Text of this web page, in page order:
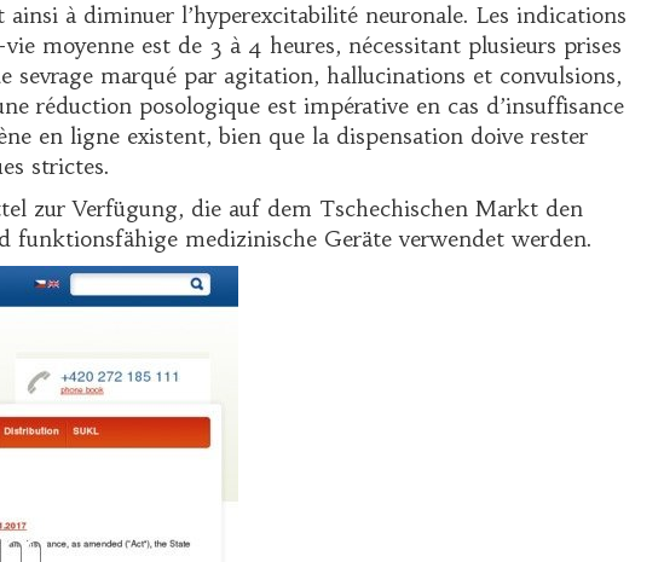
à diminuer l’hyperexcitabilité neuronale. Les indications
moyenne est de 3 à 4 heures, nécessitant plusieurs prises
marqué par agitation, hallucinations et convulsions,
réduction posologique est impérative en cas d’insuffisance
en ligneexistent, bien que la dispensation doive rester
strictes.
zur Verfügung, die auf dem Tschechischen Markt den
funktionsfähige medizinische Geräte verwendet werden.